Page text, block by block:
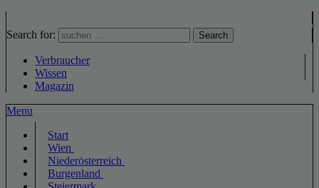
Search for: Search
Verbraucher
Wissen
Magazin
Menu
Start
Wien
Niederösterreich
Burgenland